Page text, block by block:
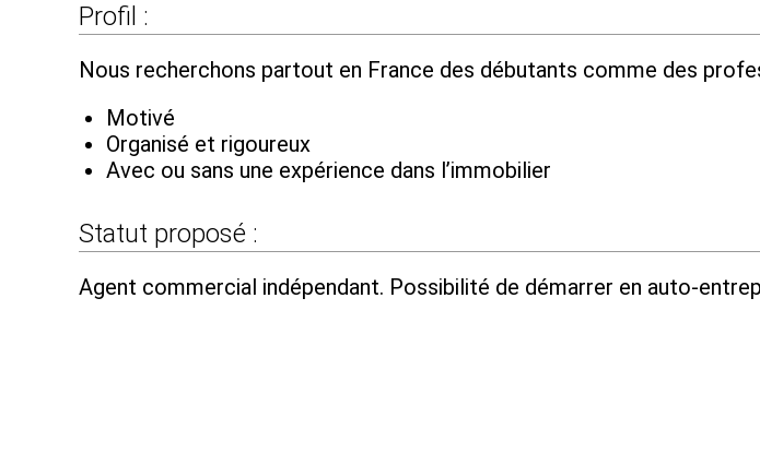
Profil :
Nous recherchons partout en France des débutants comme des
Motivé
Organisé et rigoureux
Avec ou sans une expérience dans l’immobilier
Statut proposé :
Agent commercial indépendant. Possibilité de démarrer en auto-